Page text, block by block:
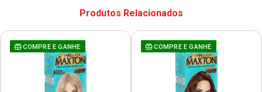
Produtos Relacionados
COMPRE E GANHE COMPRE E GANHE